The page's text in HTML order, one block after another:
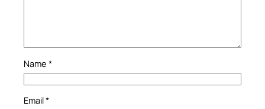
Name *
Email*